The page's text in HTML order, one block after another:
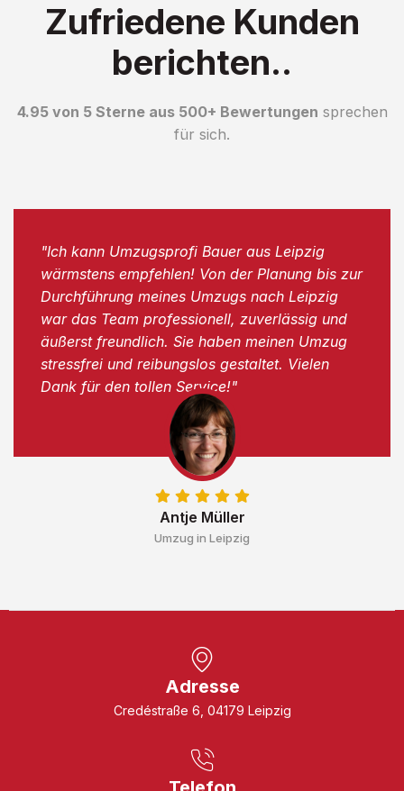
Zufriedene Kunden
berichten..
4.95 von 5 Sterne aus 500+ Bewertungen sprechen
für sich.
Antje Müller
Umzug in Leipzig
"Ich kann Umzugsprofi Bauer aus Leipzig
wärmstens empfehlen! Von der Planung bis zur
Durchführung meines Umzugs nach Leipzig
war das Team professionell, zuverlässig und
äußerst freundlich. Sie haben meinen Umzug
stressfrei und reibungslos gestaltet. Vielen
Dank für den tollen Service!"
Adresse
Credéstraße 6, 04179 Leipzig